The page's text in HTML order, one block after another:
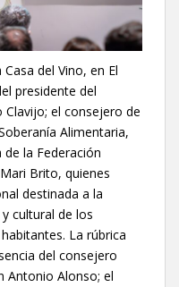
del Vino, en El
presidente del
Clavijo; el consejero de
Alimentaria,
la Federación
Brito, quienes
destinada a la
cultural de los
La rúbrica
del consejero
Antonio Alonso; el